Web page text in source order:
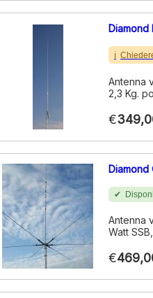
Diamond
Antenna
2,3 Kg.
€
Diamond
Antenna
Watt
€